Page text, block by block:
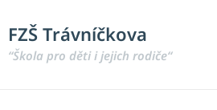
FZŠ Trávníčkova
“Škola pro děti i jejich rodiče“